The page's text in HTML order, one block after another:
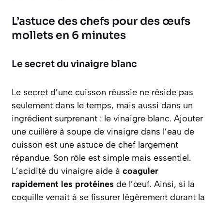
L’astuce des chefs pour des œufs
mollets en 6 minutes
Le secret du vinaigre blanc
Le secret d’une cuisson réussie ne réside pas
seulement dans le temps, mais aussi dans un
ingrédient surprenant : le vinaigre blanc. Ajouter
une cuillère à soupe de vinaigre dans l’eau de
cuisson est une astuce de chef largement
répandue. Son rôle est simple mais essentiel.
L’acidité du vinaigre aide à coaguler
rapidement les protéines de l’œuf. Ainsi, si la
coquille venait à se fissurer légèrement durant la